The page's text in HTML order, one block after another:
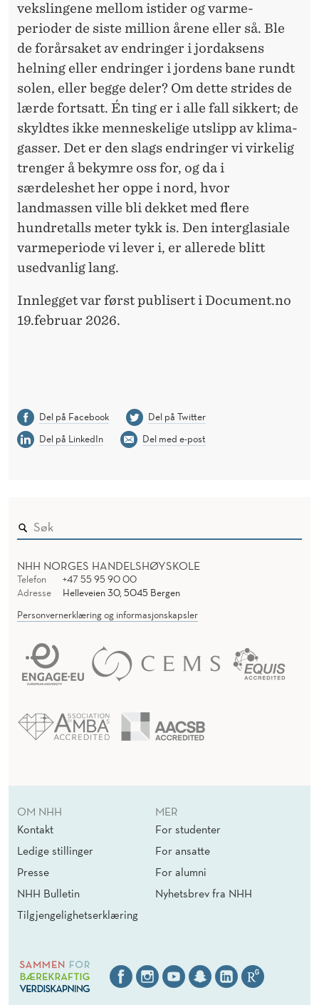
vekslingene mellom istider og varme­
perioder de siste million årene eller så. Ble
de forårsaket av endringer i jordaksens
helning eller endringer i jordens bane rundt
solen, eller begge deler? Om dette strides de
lærde fortsatt. Én ting er i alle fall sikkert; de
skyldtes ikke menneskelige utslipp av klima­
gasser. Det er den slags endringer vi virkelig
trenger å bekymre oss for, og da i
særdeleshet her oppe i nord, hvor
landmassen ville bli dekket med flere
hundre­talls meter tykk is. Den inter­glasiale
varme­periode vi lever i, er allerede blitt
usedvanlig lang.
Innlegget var først publisert i Document.no
19.februar 2026.
Del på Facebook
Del på Twitter
Del på LinkedIn
Del med e-post
NHH NORGES HANDELSHØYSKOLE
Telefon
+47 55 95 90 00
Adresse
Helleveien 30, 5045 Bergen
Personvernerklæring og informasjonskapsler
OM NHH
Kontakt
Ledige stillinger
Presse
NHH Bulletin
Tilgjengelighetserklæring
MER
For studenter
For ansatte
For alumni
Nyhetsbrev fra NHH